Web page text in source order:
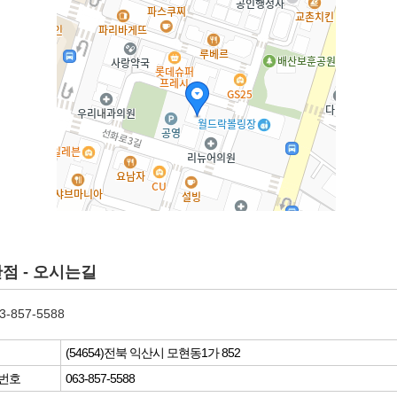
- 오시는길
857-5588
(54654)전북 익산시 모현동1가 852
호
063-857-5588